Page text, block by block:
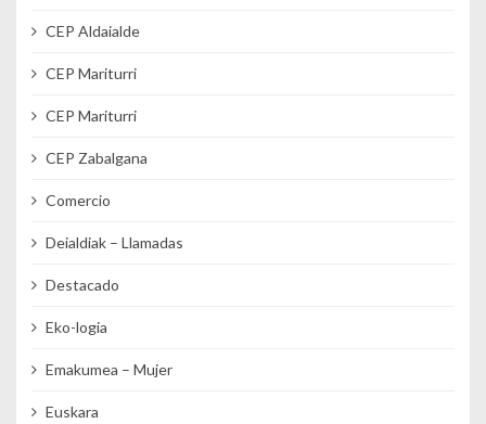
CEP Aldaialde
CEP Mariturri
CEP Mariturri
CEP Zabalgana
Comercio
Deialdiak – Llamadas
Destacado
Eko-logia
Emakumea – Mujer
Euskara